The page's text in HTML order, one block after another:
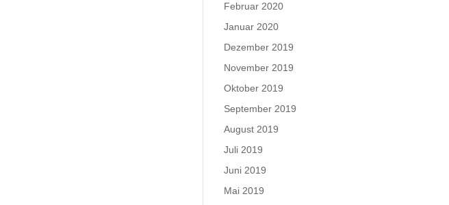
Februar 2020
Januar 2020
Dezember 2019
November 2019
Oktober 2019
September 2019
August 2019
Juli 2019
Juni 2019
Mai 2019